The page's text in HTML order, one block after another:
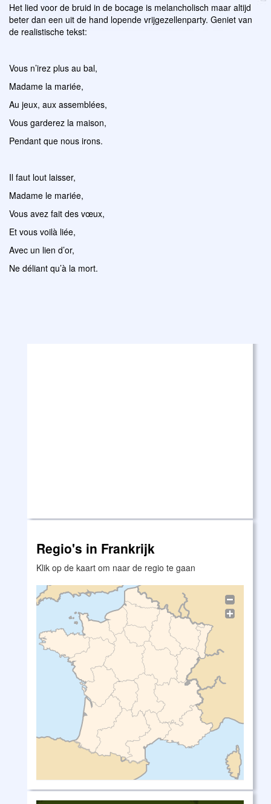
Het lied voor de bruid in de bocage is melancholisch maar altijd
beter dan een uit de hand lopende vrijgezellenparty. Geniet van
de realistische tekst:
Vous n’irez plus au bal,
Madame la mariée,
Au jeux, aux assemblées,
Vous garderez la maison,
Pendant que nous irons.
Il faut lout laisser,
Madame le mariée,
Vous avez fait des vœux,
Et vous voilà liée,
Avec un lien d’or,
Ne déliant qu’à la mort.
Regio's in Frankrijk
Klik op de kaart om naar de regio te gaan